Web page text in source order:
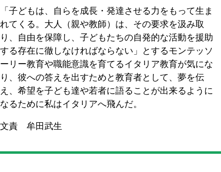
「子どもは、自らを成長・発達させる力をもって生ま
れてくる。大人（親や教師）は、その要求を汲み取
り、自由を保障し、子どもたちの自発的な活動を援助
する存在に徹しなければならない」とするモンテッソ
ーリー教育や職能意識を育てるイタリア教育が気にな
り、彼への答えを出すためと教育者として、夢を伝
え、希望を子ども達や若者に語ることが出来るように
なるために私はイタリアへ飛んだ。
文責 牟田武生